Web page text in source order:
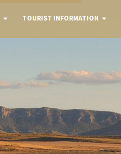
TOURIST INFORMATION